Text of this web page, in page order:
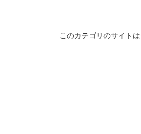
このカテゴリのサイト